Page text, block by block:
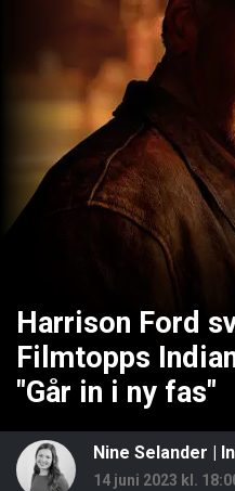
Harrison Ford
Filmtopps
"Går in i ny fas"
Nine Selander
14 juni 2023 kl.